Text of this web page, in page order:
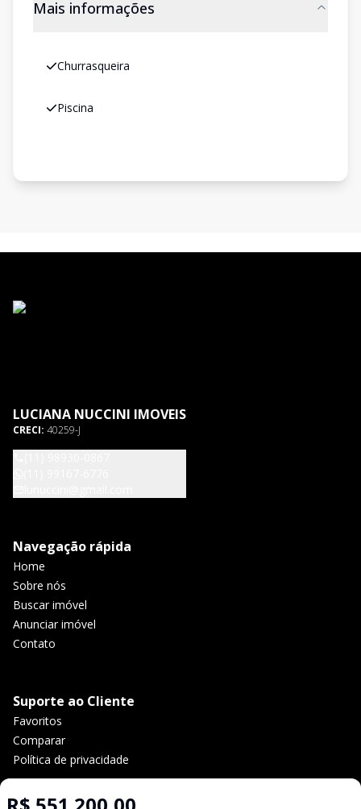
Mais informações
Churrasqueira
Piscina
LUCIANA NUCCINI IMOVEIS
CRECI: 40259-J
Navegação rápida
Home
Sobre nós
Buscar imóvel
Anunciar imóvel
Contato
Suporte ao Cliente
Favoritos
Comparar
Política de privacidade